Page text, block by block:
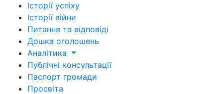
Історії успіху
Історії війни
Питання та відповіді
Дошка оголошень
Аналітика
Публічні консультації
Паспорт громади
Просвіта